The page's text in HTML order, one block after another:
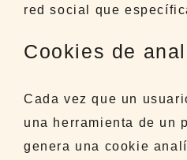
red social que
Cookies de
Cada vez que un
una herramienta de un
genera una cookie